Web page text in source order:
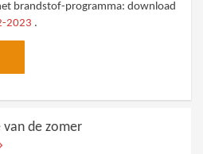
brandstof-programma: download
2023 .
van de zomer